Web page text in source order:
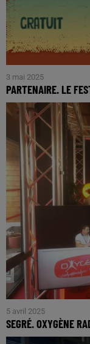
3 mai 2025
PARTENAIRE. LE
C'est la 5è édition
5 avril 2025
SEGRÉ. OXYGÈNE
Le studio est